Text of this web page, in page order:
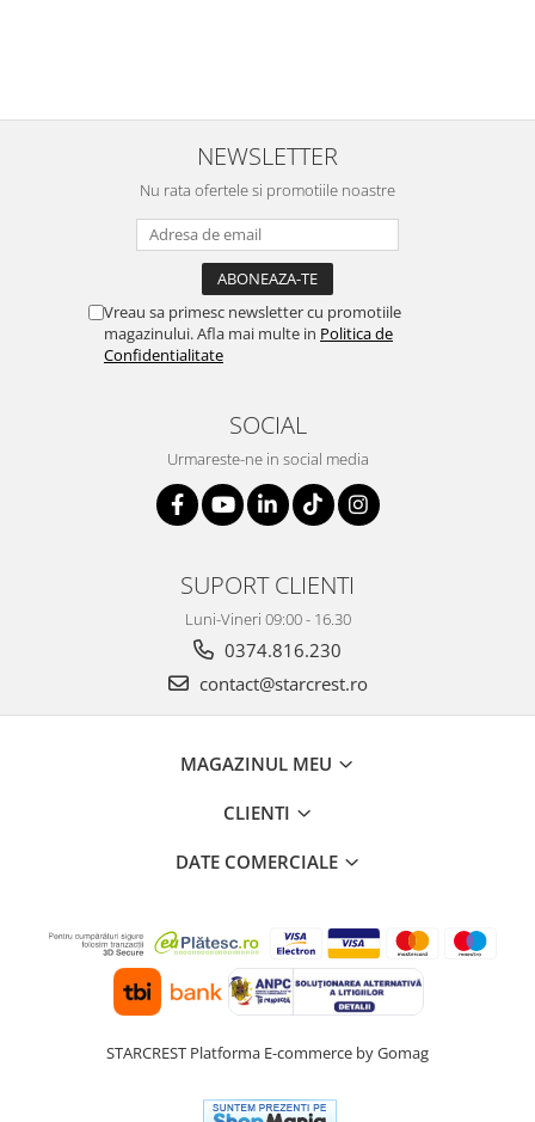
NEWSLETTER
Nu rata ofertele si promotiile noastre
Vreau sa primesc newsletter cu promotiile
magazinului. Afla mai multe in Politica de
Confidentialitate
SOCIAL
Urmareste-ne in social media
SUPORT CLIENTI
Luni-Vineri 09:00 - 16.30
0374.816.230
contact@starcrest.ro
MAGAZINUL MEU
CLIENTI
DATE COMERCIALE
STARCREST Platforma E-commerce by Gomag